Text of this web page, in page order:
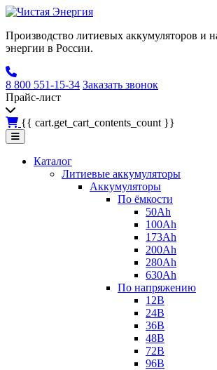
Производство литиевых аккумуляторов и
энергии в России.
8 800 551-15-34 Заказать звонок
Прайс-лист
{{ cart.get_cart_contents_count }}
Каталог
Литиевые аккумуляторы
Аккумуляторы
По ёмкости
50Ah
100Ah
173Ah
200Ah
280Ah
630Ah
По напряжению
12В
24В
36В
48В
72В
96В